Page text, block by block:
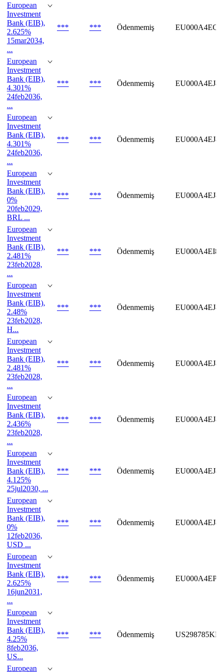
European
Investment
Bank (EIB),
2.625%
15mar2034,
...
*** *** Ödenmemiş
European
Investment
Bank (EIB),
4.301%
24feb2036,
...
*** *** Ödenmemiş
European
Investment
Bank (EIB),
4.301%
24feb2036,
...
*** *** Ödenmemiş
European
Investment
Bank (EIB),
0%
20feb2029,
BRL ...
*** *** Ödenmemiş
European
Investment
Bank (EIB),
2.481%
23feb2028,
...
*** *** Ödenmemiş
European
Investment
Bank (EIB),
2.48%
23feb2028,
H...
*** *** Ödenmemiş
European
Investment
Bank (EIB),
2.481%
23feb2028,
...
*** *** Ödenmemiş
European
Investment
Bank (EIB),
2.436%
23feb2028,
...
*** *** Ödenmemiş
European
Investment
Bank (EIB),
4.125%
25jul2030, ...
*** *** Ödenmemiş
European
Investment
Bank (EIB),
0%
12feb2036,
USD ...
*** *** Ödenmemiş
European
Investment
Bank (EIB),
2.625%
16jun2031,
...
*** *** Ödenmemiş
European
Investment
Bank (EIB),
4.25%
8feb2036,
US...
*** *** Ödenmemiş
European